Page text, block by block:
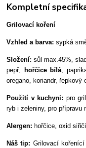
Kompletní
Grilovací koření
Vzhled a barva: sypká
Složení: sůl max.45%,
pepř,
hořčice bílá,
oregano, koriandr, řepkový
Použití v kuchyni: pro
ryb i zeleniny, pro přípravu
Alergen: hořčice, oxid
Náš tip: Grilovací